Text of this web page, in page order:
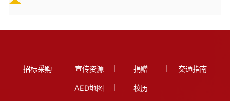
招标采购 宣传资源 捐赠 交通指南
AED地图 校历